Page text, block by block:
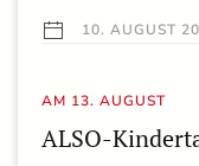
10. AUGUST
AM 13. AUGUST
ALSO-